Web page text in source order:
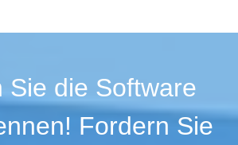
Sie die Software
Fordern Sie